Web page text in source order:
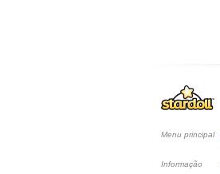
Menu principal
Informação